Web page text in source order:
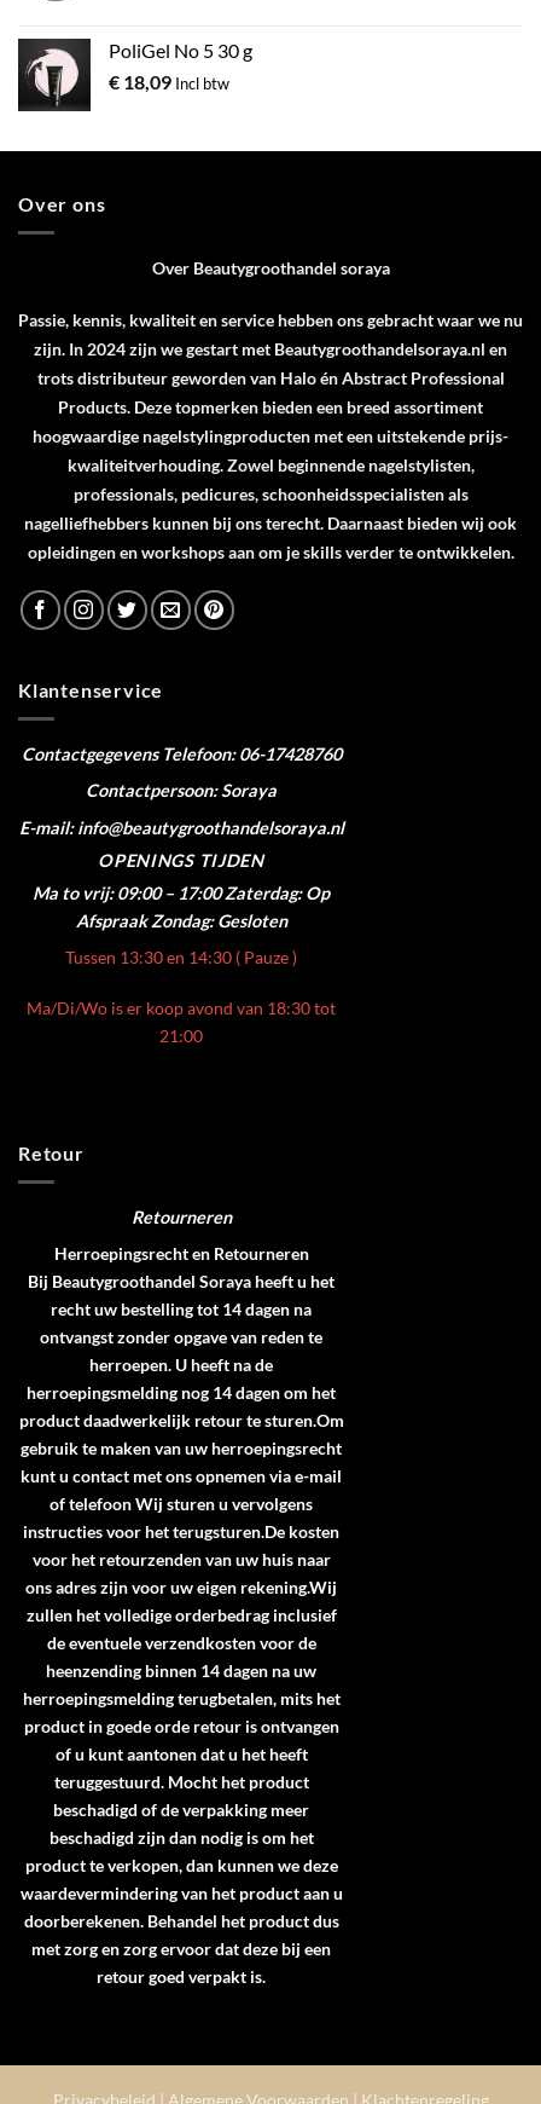
PoliGel No 5 30 g
€ 18,09 Incl btw
Over ons
Over Beautygroothandel soraya
Passie, kennis, kwaliteit en service hebben ons gebracht waar we nu
zijn. In 2024 zijn we gestart met Beautygroothandelsoraya.nl en
trots distributeur geworden van HaloénAbstract Professional
Products. Deze topmerken bieden een breed assortiment
hoogwaardige nagelstylingproducten met een uitstekende prijs-
kwaliteitverhouding. Zowel beginnende nagelstylisten,
professionals, pedicures, schoonheidsspecialisten als
nagelliefhebbers kunnen bij ons terecht. Daarnaast bieden wij ook
opleidingen en workshops aan om je skills verder te ontwikkelen.
Klantenservice
ContactgegevensTelefoon: 06-17428760
Contactpersoon: Soraya
E-mail: info@beautygroothandelsoraya.nl
OPENINGS TIJDEN
Ma to vrij: 09:00 – 17:00 Zaterdag: Op
Afspraak Zondag: Gesloten
Tussen 13:30 en 14:30 ( Pauze )
Ma/Di/Wo is er koop avond van 18:30 tot
21:00
Retour
Retourneren
Herroepingsrecht en Retourneren
Bij Beautygroothandel Soraya heeft u het
recht uw bestelling tot 14 dagen na
ontvangst zonder opgave van reden te
herroepen. U heeft na de
herroepingsmelding nog 14 dagen om het
product daadwerkelijk retour te sturen.Om
gebruik te maken van uw herroepingsrecht
kunt u contact met ons opnemen via e-mail
of telefoon Wij sturen u vervolgens
instructies voor het terugsturen.De kosten
voor het retourzenden van uw huis naar
ons adres zijn voor uw eigen rekening.Wij
zullen het volledige orderbedrag inclusief
de eventuele verzendkosten voor de
heenzending binnen 14 dagen na uw
herroepingsmelding terugbetalen, mits het
product in goede orde retour is ontvangen
of u kunt aantonen dat u het heeft
teruggestuurd. Mocht het product
beschadigd of de verpakking meer
beschadigd zijn dan nodig is om het
product te verkopen, dan kunnen we deze
waardevermindering van het product aan u
doorberekenen. Behandel het product dus
met zorg en zorg ervoor dat deze bij een
retour goed verpakt is.
Privacybeleid | Algemene Voorwaarden | Klachtenregeling